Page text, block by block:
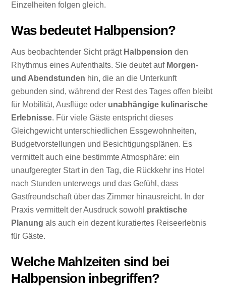
Einzelheiten folgen gleich.
Was bedeutet Halbpension?
Aus beobachtender Sicht prägt Halbpension den
Rhythmus eines Aufenthalts. Sie deutet auf Morgen-
und Abendstunden hin, die an die Unterkunft
gebunden sind, während der Rest des Tages offen bleibt
für Mobilität, Ausflüge oder unabhängige kulinarische
Erlebnisse. Für viele Gäste entspricht dieses
Gleichgewicht unterschiedlichen Essgewohnheiten,
Budgetvorstellungen und Besichtigungsplänen. Es
vermittelt auch eine bestimmte Atmosphäre: ein
unaufgeregter Start in den Tag, die Rückkehr ins Hotel
nach Stunden unterwegs und das Gefühl, dass
Gastfreundschaft über das Zimmer hinausreicht. In der
Praxis vermittelt der Ausdruck sowohl praktische
Planung als auch ein dezent kuratiertes Reiseerlebnis
für Gäste.
Welche Mahlzeiten sind bei
Halbpension inbegriffen?